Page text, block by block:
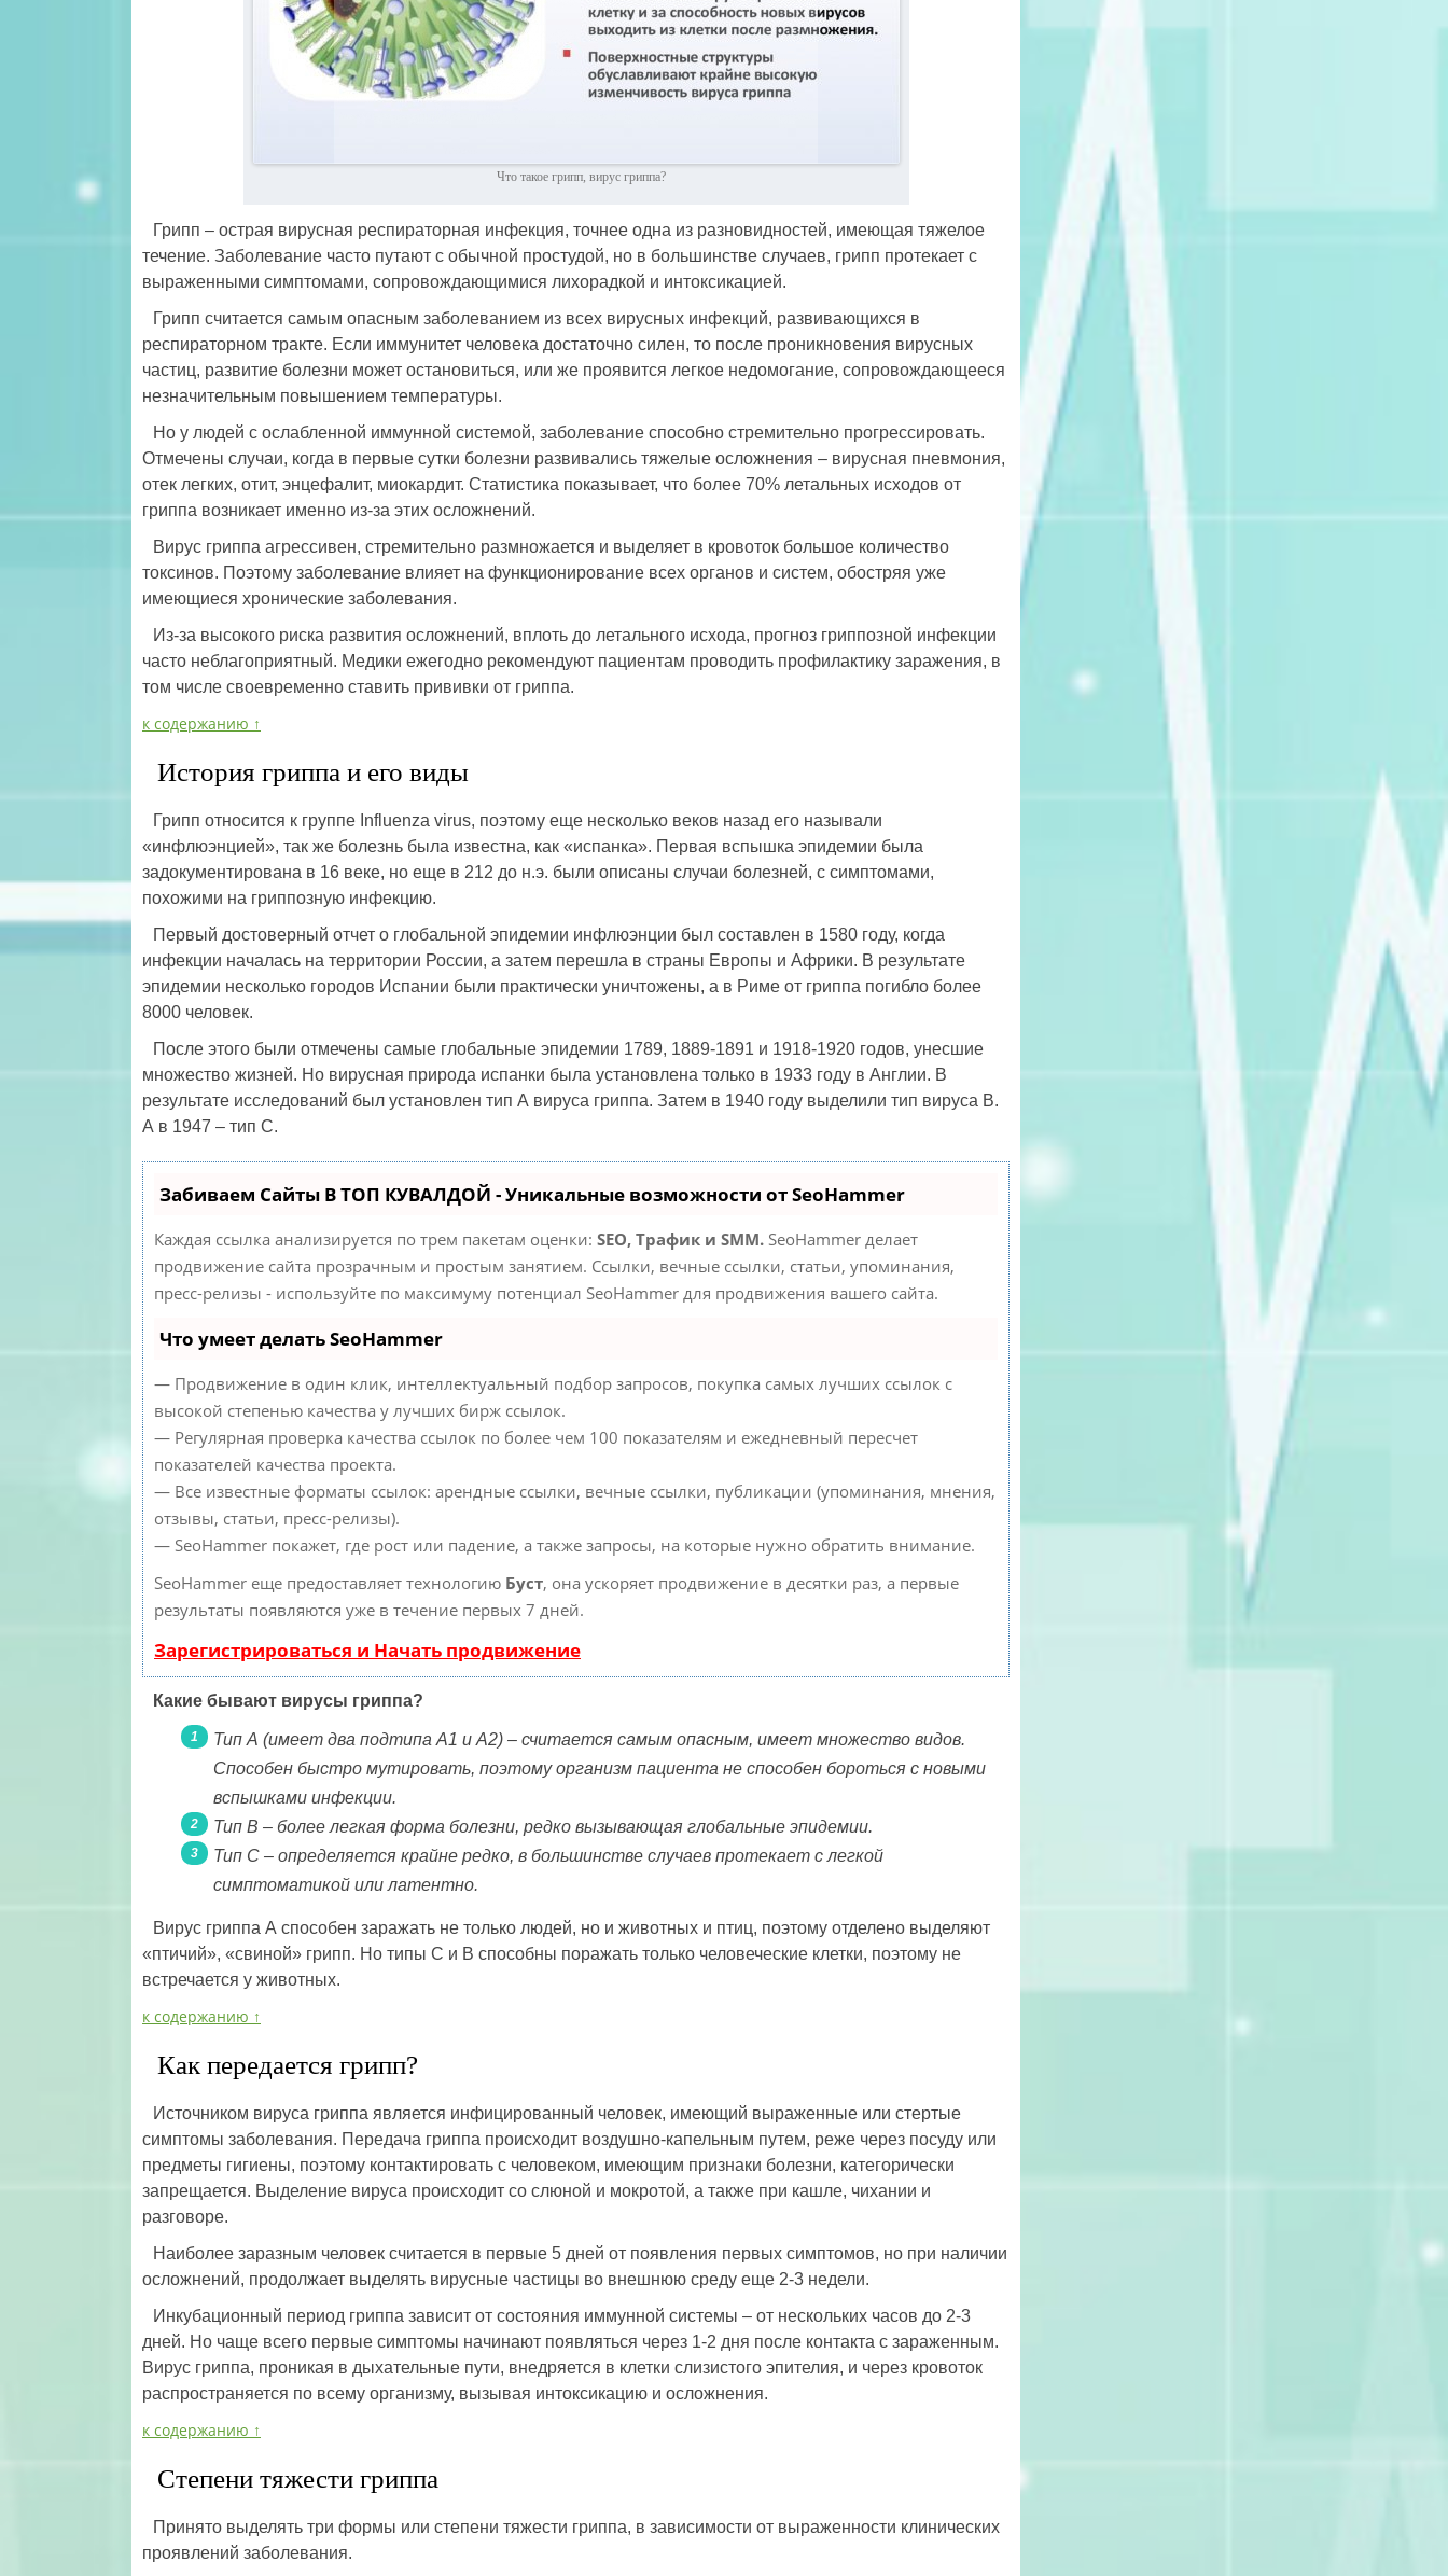
Что такое грипп, вирус гриппа?
Грипп – острая вирусная респираторная инфекция, точнее одна из разновидностей, имеющая тяжелое
течение. Заболевание часто путают с обычной простудой, но в большинстве случаев, грипп протекает с
выраженными симптомами, сопровождающимися лихорадкой и интоксикацией.
Грипп считается самым опасным заболеванием из всех вирусных инфекций, развивающихся в
респираторном тракте. Если иммунитет человека достаточно силен, то после проникновения вирусных
частиц, развитие болезни может остановиться, или же проявится легкое недомогание, сопровождающееся
незначительным повышением температуры.
Но у людей с ослабленной иммунной системой, заболевание способно стремительно прогрессировать.
Отмечены случаи, когда в первые сутки болезни развивались тяжелые осложнения – вирусная пневмония,
отек легких, отит, энцефалит, миокардит. Статистика показывает, что более 70% летальных исходов от
гриппа возникает именно из-за этих осложнений.
Вирус гриппа агрессивен, стремительно размножается и выделяет в кровоток большое количество
токсинов. Поэтому заболевание влияет на функционирование всех органов и систем, обостряя уже
имеющиеся хронические заболевания.
Из-за высокого риска развития осложнений, вплоть до летального исхода, прогноз гриппозной инфекции
часто неблагоприятный. Медики ежегодно рекомендуют пациентам проводить профилактику заражения, в
том числе своевременно ставить прививки от гриппа.
к содержанию ↑
История гриппа и его виды
Грипп относится к группе Influenza virus, поэтому еще несколько веков назад его называли
«инфлюэнцией», так же болезнь была известна, как «испанка». Первая вспышка эпидемии была
задокументирована в 16 веке, но еще в 212 до н.э. были описаны случаи болезней, с симптомами,
похожими на гриппозную инфекцию.
Первый достоверный отчет о глобальной эпидемии инфлюэнции был составлен в 1580 году, когда
инфекции началась на территории России, а затем перешла в страны Европы и Африки. В результате
эпидемии несколько городов Испании были практически уничтожены, а в Риме от гриппа погибло более
8000 человек.
После этого были отмечены самые глобальные эпидемии 1789, 1889-1891 и 1918-1920 годов, унесшие
множество жизней. Но вирусная природа испанки была установлена только в 1933 году в Англии. В
результате исследований был установлен тип А вируса гриппа. Затем в 1940 году выделили тип вируса В.
А в 1947 – тип С.
Забиваем Сайты В ТОП КУВАЛДОЙ - Уникальные возможности от SeoHammer
Каждая ссылка анализируется по трем пакетам оценки: SEO, Трафик и SMM. SeoHammer делает
продвижение сайта прозрачным и простым занятием. Ссылки, вечные ссылки, статьи, упоминания,
пресс-релизы - используйте по максимуму потенциал SeoHammer для продвижения вашего сайта.
Что умеет делать SeoHammer
— Продвижение в один клик, интеллектуальный подбор запросов, покупка самых лучших ссылок с
высокой степенью качества у лучших бирж ссылок.
— Регулярная проверка качества ссылок по более чем 100 показателям и ежедневный пересчет
показателей качества проекта.
— Все известные форматы ссылок: арендные ссылки, вечные ссылки, публикации (упоминания, мнения,
отзывы, статьи, пресс-релизы).
— SeoHammer покажет, где рост или падение, а также запросы, на которые нужно обратить внимание.
SeoHammer еще предоставляет технологию Буст, она ускоряет продвижение в десятки раз, а первые
результаты появляются уже в течение первых 7 дней.
Зарегистрироваться и Начать продвижение
Какие бывают вирусы гриппа?
Тип А (имеет два подтипа А1 и А2) – считается самым опасным, имеет множество видов.
Способен быстро мутировать, поэтому организм пациента не способен бороться с новыми
вспышками инфекции.
Тип В – более легкая форма болезни, редко вызывающая глобальные эпидемии.
Тип С – определяется крайне редко, в большинстве случаев протекает с легкой
симптоматикой или латентно.
Вирус гриппа А способен заражать не только людей, но и животных и птиц, поэтому отделено выделяют
«птичий», «свиной» грипп. Но типы С и В способны поражать только человеческие клетки, поэтому не
встречается у животных.
к содержанию ↑
Как передается грипп?
Источником вируса гриппа является инфицированный человек, имеющий выраженные или стертые
симптомы заболевания. Передача гриппа происходит воздушно-капельным путем, реже через посуду или
предметы гигиены, поэтому контактировать с человеком, имеющим признаки болезни, категорически
запрещается. Выделение вируса происходит со слюной и мокротой, а также при кашле, чихании и
разговоре.
Наиболее заразным человек считается в первые 5 дней от появления первых симптомов, но при наличии
осложнений, продолжает выделять вирусные частицы во внешнюю среду еще 2-3 недели.
Инкубационный период гриппа зависит от состояния иммунной системы – от нескольких часов до 2-3
дней. Но чаще всего первые симптомы начинают появляться через 1-2 дня после контакта с зараженным.
Вирус гриппа, проникая в дыхательные пути, внедряется в клетки слизистого эпителия, и через кровоток
распространяется по всему организму, вызывая интоксикацию и осложнения.
к содержанию ↑
Степени тяжести гриппа
Принято выделять три формы или степени тяжести гриппа, в зависимости от выраженности клинических
проявлений заболевания.